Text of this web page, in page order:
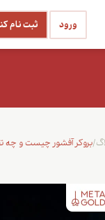
ثبت نام ورود
بروکر آفشور چیست و چه/